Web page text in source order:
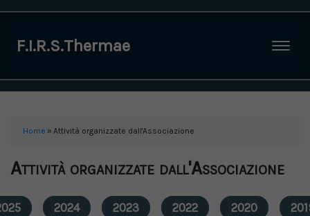
F.I.R.S.Thermae
Home » Attività organizzate dall'Associazione
Attività organizzate dall'Associazione
2024 2023 2022 2020